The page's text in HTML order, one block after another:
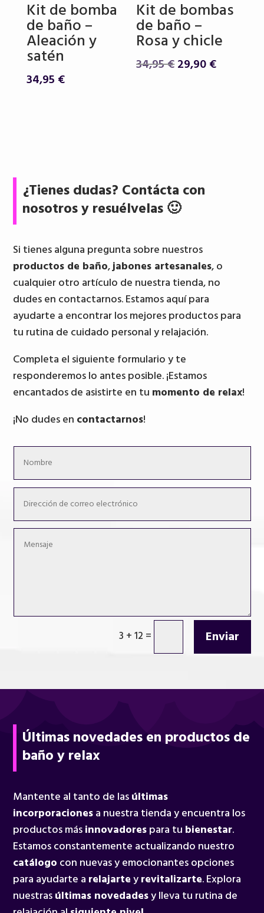
Kit de bomba
de baño –
Aleación y
satén
34,95 €
Kit de bombas
de baño –
Rosa y chicle
34,95€El
29,90€El
¿Tienes dudas? Contácta con
nosotros y resuélvelas 🙂
Si tienes alguna pregunta sobre nuestros
productos de baño,jabones artesanales, o
cualquier otro artículo de nuestra tienda, no
dudes en contactarnos. Estamos aquí para
ayudarte a encontrar los mejores productos para
tu rutina de cuidado personal y relajación.
Completa el siguiente formulario y te
responderemos lo antes posible. ¡Estamos
encantados de asistirte en tu momento de relax!
¡No dudes en contactarnos!
3 + 12 = Enviar
Últimas novedades en productos de
baño y relax
Mantente al tanto de lasúltimas
incorporacionesa nuestra tienda y encuentra los
productos másinnovadorespara tu bienestar.
Estamos constantemente actualizando nuestro
catálogo con nuevas y emocionantes opciones
para ayudarte a relajarteyrevitalizarte. Explora
nuestrasúltimas novedadesy lleva tu rutina de